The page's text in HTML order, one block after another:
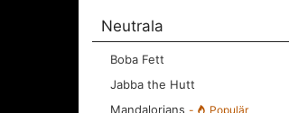
Neutrala
Boba Fett
Jabba the Hutt
Mandalorians - Populär